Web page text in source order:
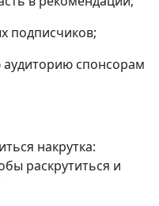
подписчиков;
аудиторию спонсорам
накрутка:
раскрутиться и